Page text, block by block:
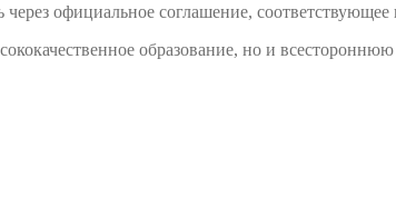
официальное соглашение, соответствующее
образование, но и